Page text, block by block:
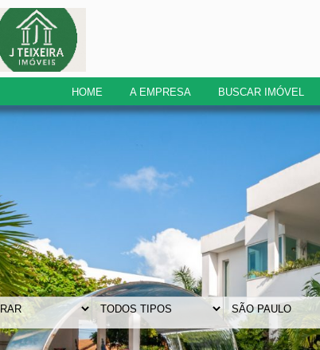
HOME A EMPRESA BUSCAR IMÓVEL